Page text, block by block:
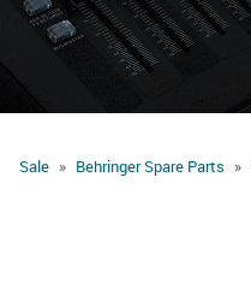
Sale Behringer Spare Parts